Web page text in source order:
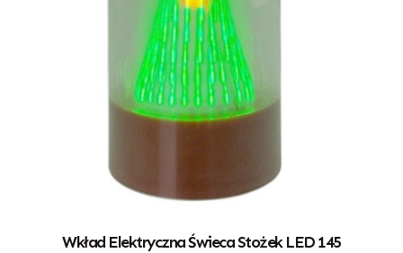
Wkład Elektryczna Świeca Stożek LED 145